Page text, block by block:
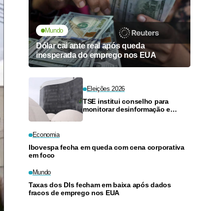
Mundo
Dólar cai ante real após queda
inesperada do emprego nos EUA
Eleições 2026
TSE institui conselho para
monitorar desinformação e
Economia
Ibovespa fecha em queda com cena corporativa
em foco
Mundo
Taxas dos DIs fecham em baixa após dados
fracos de emprego nos EUA